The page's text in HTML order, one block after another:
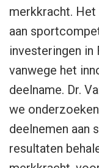
merkkracht.
aan
investeringen in
vanwege het
deelname. Dr.
we
deelnemen
resultaten